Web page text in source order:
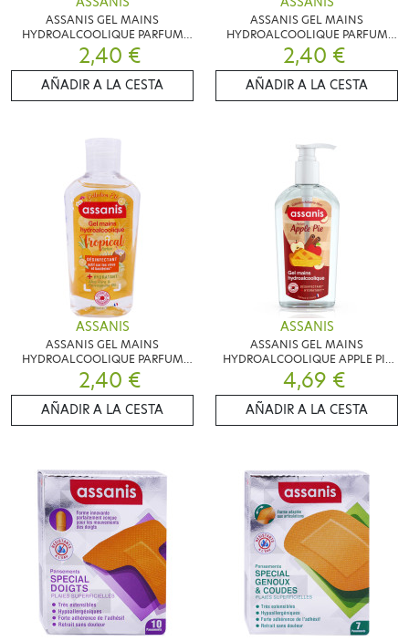
ASSANIS GEL MAINS
HYDROALCOOLIQUE PARFUM
ROSE 80ML
2,40 €
AÑADIR A LA CESTA
ASSANIS GEL MAINS
HYDROALCOOLIQUE PARFUM
MONOI 80ML
2,40 €
AÑADIR A LA CESTA
ASSANIS
ASSANIS GEL MAINS
HYDROALCOOLIQUE PARFUM
TROPICAL 80ML
2,40 €
AÑADIR A LA CESTA
ASSANIS
ASSANIS GEL MAINS
HYDROALCOOLIQUE APPLE PIE
250ML
4,69 €
AÑADIR A LA CESTA